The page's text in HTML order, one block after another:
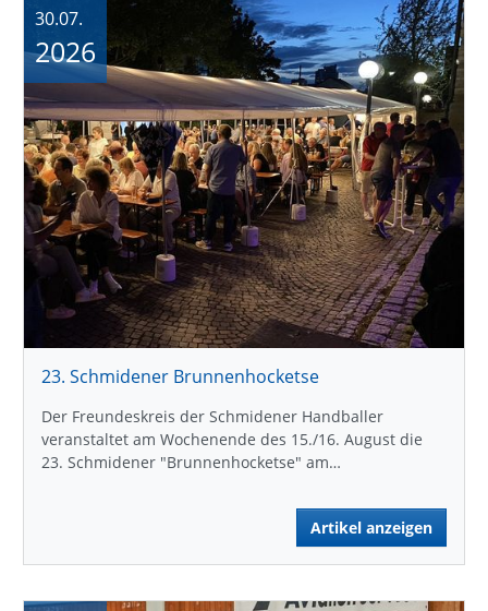
23. Schmidener Brunnenhocketse
Der Freundeskreis der Schmidener Handballer
veranstaltet am Wochenende des 15./16. August die
23. Schmidener "Brunnenhocketse" am…
Artikel anzeigen
30.07.
2026